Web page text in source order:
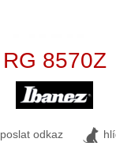
RG 8570Z
poslat odkaz